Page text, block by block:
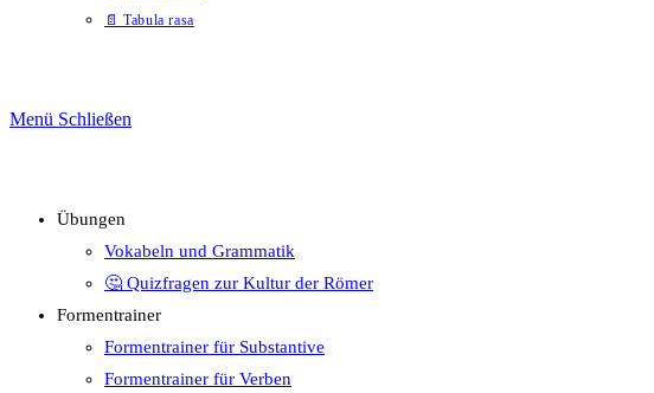
📄 Tabula rasa
Menü Schließen
Übungen
Vokabeln und Grammatik
🤔 Quizfragen zur Kultur der Römer
Formentrainer
Formentrainer für Substantive
Formentrainer für Verben